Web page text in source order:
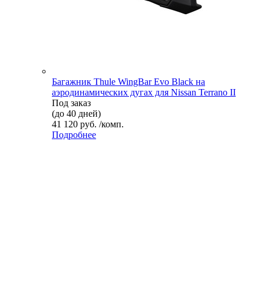
Багажник Thule WingBar Evo Black на
аэродинамических дугах для Nissan Terrano II
Под заказ
(до 40 дней)
41 120 руб. /комп.
Подробнее